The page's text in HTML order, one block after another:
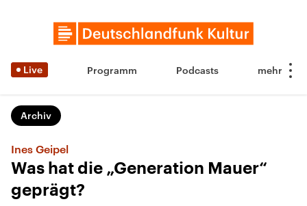
Live Programm Podcasts
Archiv
Ines Geipel
Was hat die „Generation Mauer“
geprägt?